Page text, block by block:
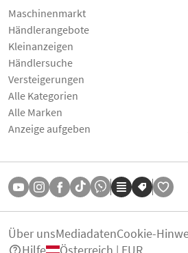
Maschinenmarkt
Händlerangebote
Kleinanzeigen
Händlersuche
Versteigerungen
Alle Kategorien
Alle Marken
Anzeige aufgeben
Über unsMediadatenCookie-